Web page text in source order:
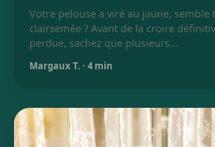
Votre pelouse a viré au jaune, semble
clairsemée ? Avant de la croire
perdue, sachez que plusieurs…
Margaux T. · 4 min